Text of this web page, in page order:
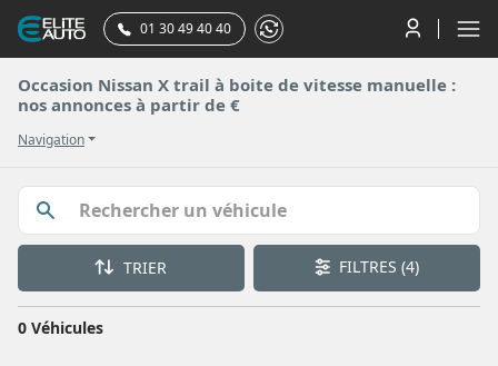
01 30 49 40 40
Occasion Nissan X trail à boite de vitesse manuelle :
nos annonces à partir de €
Navigation
TRIER FILTRES(4)
0 Véhicules